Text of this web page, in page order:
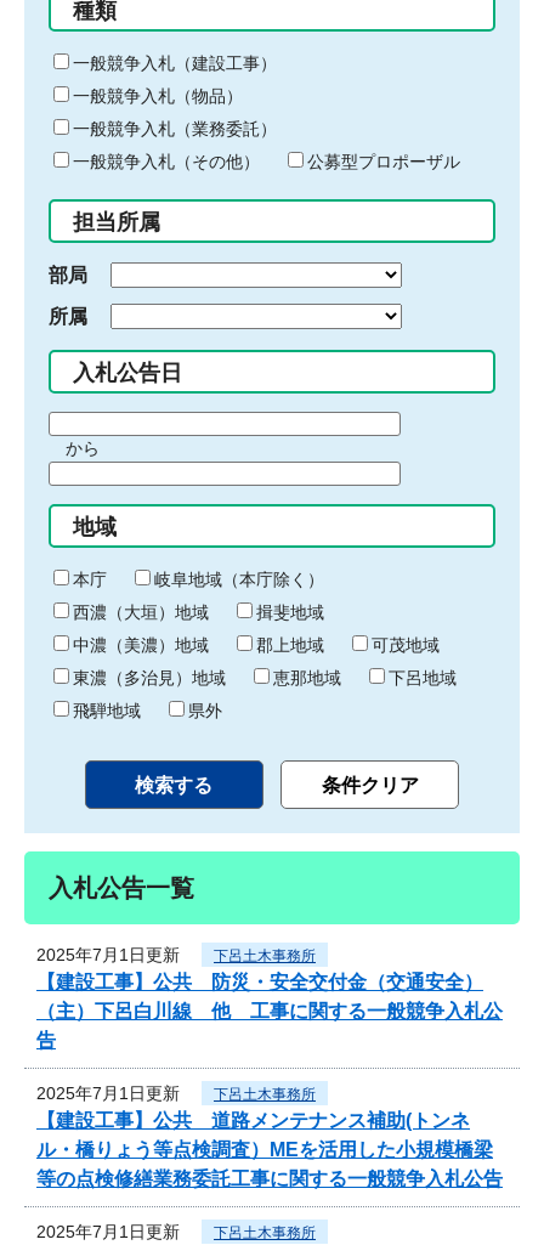
る
キ
ー
ワ
ー
ド
入
力
種類
一般競争入札（建設工事）
一般競争入札（物品）
一般競争入札（業務委託）
一般競争入札（その他）
公募型プロポーザル
担当所属
部局
所属
入札公告日
間
始
り
から
間
終
わ
り
地域
本庁
岐阜地域（本庁除く）
西濃（大垣）地域
揖斐地域
中濃（美濃）地域
郡上地域
可茂地域
東濃（多治見）地域
恵那地域
下呂地域
飛騨地域
県外
入札公告一覧
2025年7月1日更新 下呂土木事務所
【建設工事】公共 防災・安全交付金（交通安全）
（主）下呂白川線 他 工事に関する一般競争入札公
告
2025年7月1日更新 下呂土木事務所
【建設工事】公共 道路メンテナンス補助(トンネ
ル・橋りょう等点検調査）MEを活用した小規模橋梁
等の点検修繕業務委託工事に関する一般競争入札公告
2025年7月1日更新 下呂土木事務所